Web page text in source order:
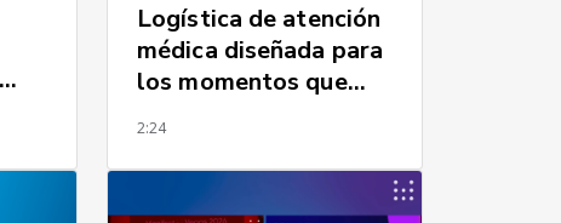
Logística de atención
médica diseñada para
los momentos que
2:24